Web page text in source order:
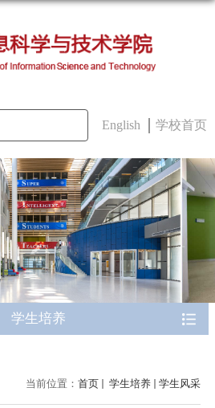
English 学校首页
学生培养
当前位置： 首页 学生培养 学生风采